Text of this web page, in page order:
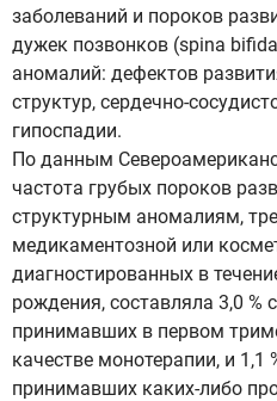
заболеваний и пороков
дужек позвонков (spina
аномалий: дефектов
структур, сердечно-
гипоспадии.
По данным
частота грубых пороков
структурным аномалиям,
медикаментозной или
диагностированных в
рождения, составляла 3,0 %
принимавших в первом
качестве монотерапии, и 1,1
принимавших каких-либо